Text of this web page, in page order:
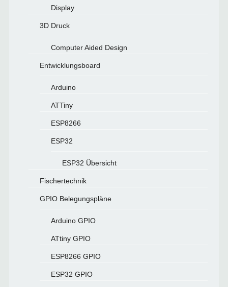
Display
3D Druck
Computer Aided Design
Entwicklungsboard
Arduino
ATTiny
ESP8266
ESP32
ESP32 Übersicht
Fischertechnik
GPIO Belegungspläne
Arduino GPIO
ATtiny GPIO
ESP8266 GPIO
ESP32 GPIO